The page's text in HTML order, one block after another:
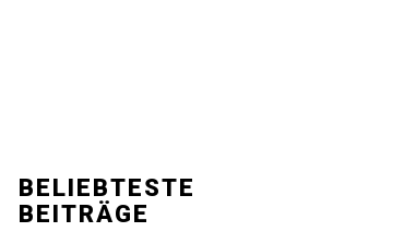
BELIEBTESTE
BEITRÄGE